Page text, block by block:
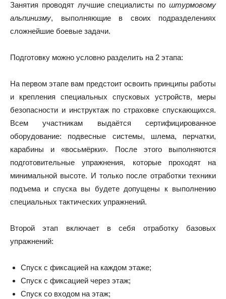
Занятия проводят лучшие специалисты по штурмовому
альпинизму, выполняющие в своих подразделениях
сложнейшие боевые задачи.
Подготовку можно условно разделить на 2 этапа:
На первом этапе вам предстоит освоить принципы работы
и крепления специальных спусковых устройств, меры
безопасности и инструктаж по страховке спускающихся.
Всем участникам выдаётся сертифицированное
оборудование: подвесные системы, шлема, перчатки,
карабины и «восьмёрки». После этого выполняются
подготовительные упражнения, которые проходят на
минимальной высоте. И только после отработки техники
подъема и спуска вы будете допущены к выполнению
специальных тактических упражнений.
Второй этап включает в себя отработку базовых
упражнений:
Спуск с фиксацией на каждом этаже;
Спуск с фиксацией через этаж;
Спуск со входом на этаж;